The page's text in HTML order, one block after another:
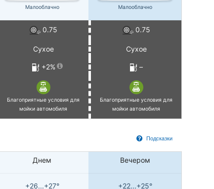
Малооблачно Малооблачно
0.75 0.75
Сухое Сухое
+2% –
Благоприятные условия для
мойки автомобиля
Благоприятные условия для
мойки автомобиля
Подсказки
Днем Вечером
+26...+27° +22...+25°